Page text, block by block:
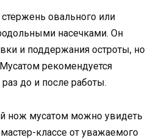
овального или
насечками. Он
и поддержания остроты, но
рекомендуется
до и после работы.
нож мусатом можно увидеть
классе от уважаемого